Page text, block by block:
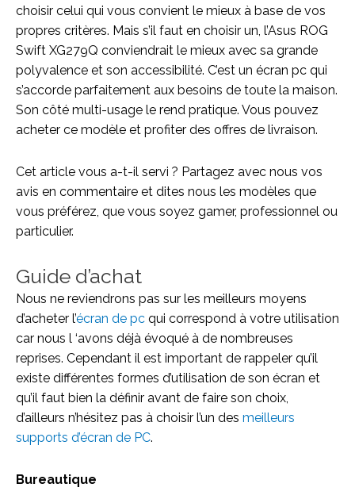
choisir celui qui vous convient le mieux à base de vos
propres critères. Mais s’il faut en choisir un, l’Asus ROG
Swift XG279Q conviendrait le mieux avec sa grande
polyvalence et son accessibilité. C’est un écran pc qui
s’accorde parfaitement aux besoins de toute la maison.
Son côté multi-usage le rend pratique. Vous pouvez
acheter ce modèle et profiter des offres de livraison.
Cet article vous a-t-il servi ? Partagez avec nous vos
avis en commentaire et dites nous les modèles que
vous préférez, que vous soyez gamer, professionnel ou
particulier.
Guide d’achat
Nous ne reviendrons pas sur les meilleurs moyens
d’acheter l’écran de pc qui correspond à votre utilisation
car nous l ‘avons déjà évoqué à de nombreuses
reprises. Cependant il est important de rappeler qu’il
existe différentes formes d’utilisation de son écran et
qu’il faut bien la définir avant de faire son choix,
d’ailleurs n’hésitez pas à choisir l’un des meilleurs
supports d’écran de PC.
Bureautique